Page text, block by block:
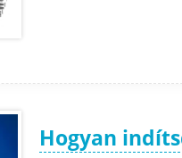
Hogyan